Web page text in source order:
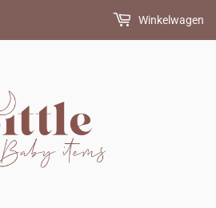
Winkelwagen